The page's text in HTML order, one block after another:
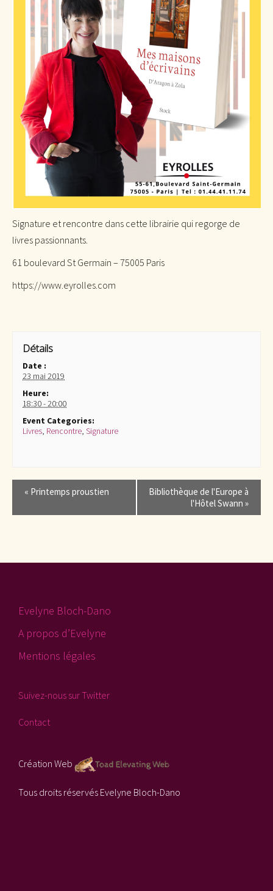
Signature et rencontre dans cette librairie qui regorge de
livres passionnants.
61 boulevard St Germain – 75005 Paris
https://www.eyrolles.com
Détails
Date :
23 mai 2019
Heure:
18:30 - 20:00
Event Categories:
Livres, Rencontre,Signature
Navigation
« Printemps proustien
Bibliothèque de l'Europe à
l'Hôtel Swann »
Evelyne Bloch-Dano
A propos d’Evelyne
Mentions légales
Suivez-nous sur Twitter
Contact
Création Web
Tous droits réservés Evelyne Bloch-Dano